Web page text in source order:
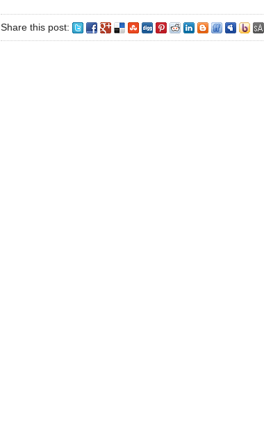
Share this post: